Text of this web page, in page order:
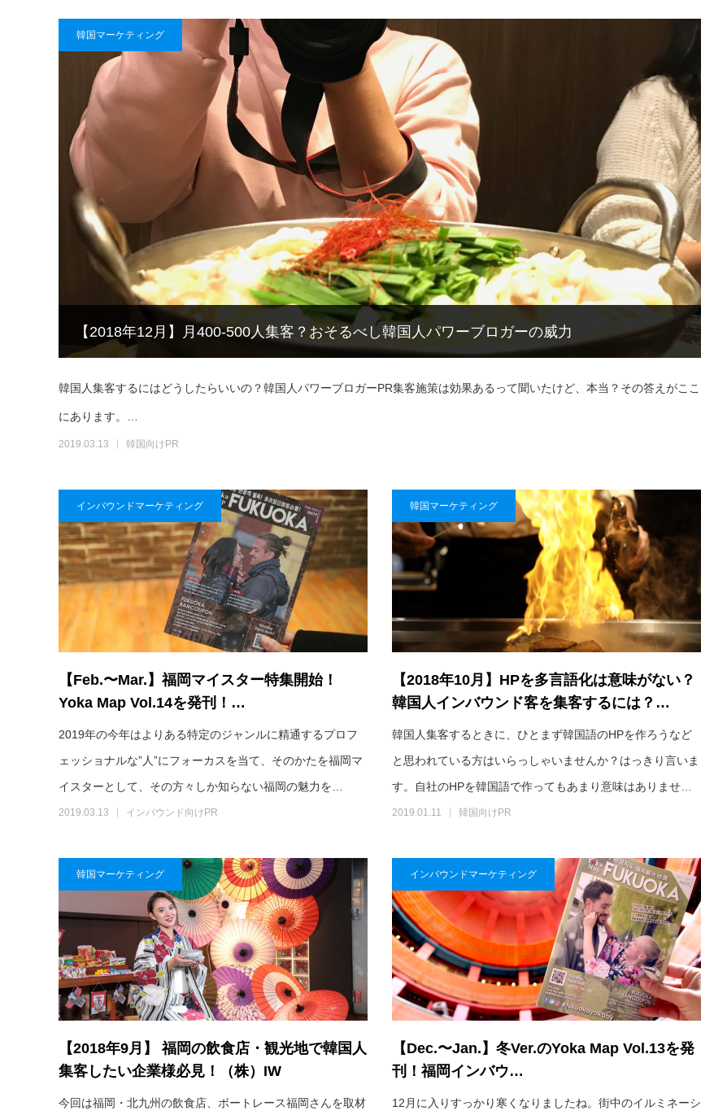
韓国マーケティング
【2018年12月】月400-500人集客？おそるべし韓国人パワーブロガーの威力
韓国人集客するにはどうしたらいいの？韓国人パワーブロガーPR集客施策は効果あるって聞いたけど、本当？その答えがここ
にあります。…
2019.03.13 韓国向けPR
インバウンドマーケティング
【Feb.〜Mar.】福岡マイスター特集開始！
Yoka Map Vol.14を発刊！…
2019年の今年はよりある特定のジャンルに精通するプロフ
ェッショナルな”人”にフォーカスを当て、そのかたを福岡マ
イスターとして、その方々しか知らない福岡の魅力を…
2019.03.13 インバウンド向けPR
韓国マーケティング
【2018年10月】HPを多言語化は意味がない？
韓国人インバウンド客を集客するには？…
韓国人集客するときに、ひとまず韓国語のHPを作ろうなど
と思われている方はいらっしゃいませんか？はっきり言いま
す。自社のHPを韓国語で作ってもあまり意味はありませ…
2019.01.11 韓国向けPR
韓国マーケティング
【2018年9月】 福岡の飲食店・観光地で韓国人
集客したい企業様必見！（株）IW
今回は福岡・北九州の飲食店、ボートレース福岡さんを取材
インバウンドマーケティング
【Dec.〜Jan.】冬Ver.のYoka Map Vol.13を発
刊！福岡インバウ…
12月に入りすっかり寒くなりましたね。街中のイルミネーシ